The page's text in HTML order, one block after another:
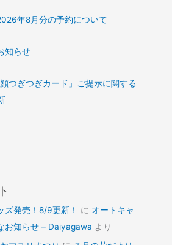
年8月分の予約について
知らせ
つぎつぎカード」ご提示に関する
ズ発売！8/9更新！ に オートキャ
お知らせ – Daiyagawa より